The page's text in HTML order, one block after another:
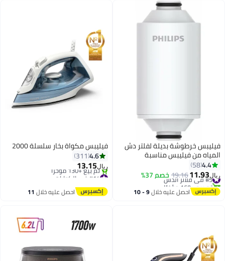
فيليبس خرطوشة بديلة لفلتر دش
المياه من فيليبس مناسبة
4.4
58
ريال11.93
19.16خصم 37% #5 في فلاتر الدش
تم بيع +160 مؤخرًا
#5 في فلاتر الدش احصل عليه خلال 9 - 10
فيليبس مكواة بخار سلسلة 2000
4.6
311
ريال13.15
#14 في الكوايات
باقي 1 وحدات في المخزون
تم بيع +130 مؤخرًا
#14 في الكوايات احصل عليه خلال 11